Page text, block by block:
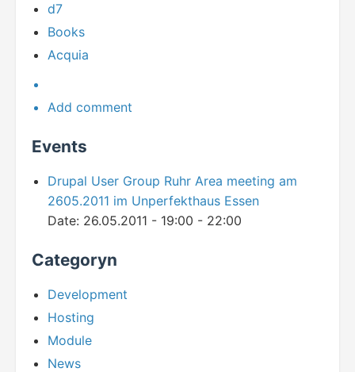
d7
Books
Acquia
Add comment
Events
Drupal User Group Ruhr Area meeting am
2605.2011 im Unperfekthaus Essen
Date: 26.05.2011 - 19:00 - 22:00
Categoryn
Development
Hosting
Module
News